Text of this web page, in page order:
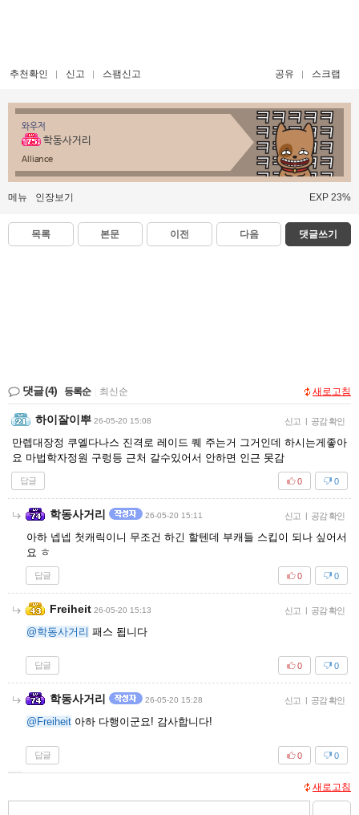
추천확인 신고 스팸신고 공유 스크랩
와우저
학동사거리
Alliance
메뉴 인장보기 EXP 23%
목록 본문 이전 다음 댓글쓰기
댓글(4) 등록순 최신순 새로고침
하이잘이뿌 26-05-20 15:08 신고 | 공감 확인
만렙대장정 쿠엘다나스 진격로 레이드 퀘 주는거 그거인데 하시는게좋아
요 마법학자정원 구렁등 근처 갈수있어서 안하면 인근 못감
답글 0
0
학동사거리 26-05-20 15:11 신고 | 공감 확인
아하 넵넵 첫캐릭이니 무조건 하긴 할텐데 부캐들 스킵이 되나 싶어서
요 ㅎ
답글 0
0
Freiheit 26-05-20 15:13 신고 | 공감 확인
@학동사거리 패스 됩니다
답글 0
0
학동사거리 26-05-20 15:28 신고 | 공감 확인
@Freiheit 아하 다행이군요! 감사합니다!
답글 0
0
새로고침